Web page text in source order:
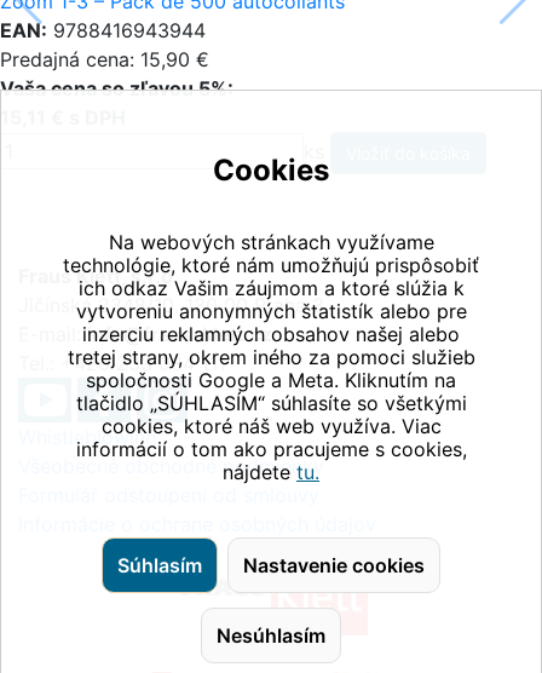
EAN: 9788416943944
Predajná cena: 15,90 €
Vaša cena so zľavou 5%:
Fraus Klett, s.r.o.
Jičínská 2348/10, 130 00 Praha 3
E-mail:info@fraus-klett.cz
Tel.: +420 233 084 111
Whistleblowing
Všeobecné obchodné podmienky
Cookies
Na webových stránkach využívame
technológie, ktoré nám umožňujú prispôsobiť
ich odkaz Vašim záujmom a ktoré slúžia k
vytvoreniu anonymných štatistík alebo pre
inzerciu reklamných obsahov našej alebo
tretej strany, okrem iného za pomoci služieb
spoločnosti Google a Meta. Kliknutím na
tlačidlo „SÚHLASÍM“ súhlasíte so všetkými
cookies, ktoré náš web využíva. Viac
informácií o tom ako pracujeme s cookies,
nájdete tu.
Súhlasím Nastavenie cookies
Nesúhlasím